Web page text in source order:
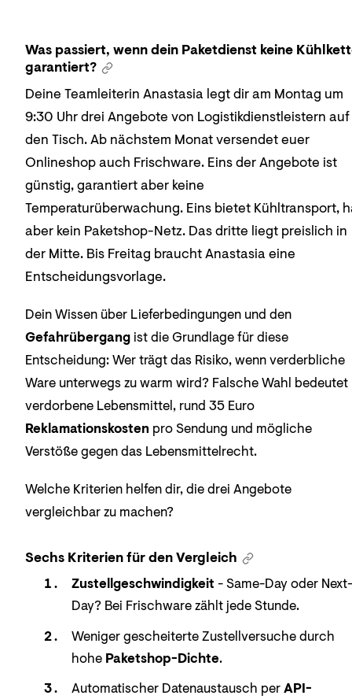
Was passiert, wenn dein Paketdienst keine
garantiert?
Deine Teamleiterin Anastasia legt dir am Montag um
9:30 Uhr drei Angebote von Logistikdienstleistern auf
den Tisch. Ab nächstem Monat versendet euer
Onlineshop auch Frischware. Eins der Angebote ist
günstig, garantiert aber keine
Temperaturüberwachung. Eins bietet Kühltransport,
aber kein Paketshop-Netz. Das dritte liegt preislich in
der Mitte. Bis Freitag braucht Anastasia eine
Entscheidungsvorlage.
Dein Wissen über Lieferbedingungen und den
Gefahrübergang ist die Grundlage für diese
Entscheidung: Wer trägt das Risiko, wenn verderbliche
Ware unterwegs zu warm wird? Falsche Wahl bedeutet
verdorbene Lebensmittel, rund 35 Euro
Reklamationskosten pro Sendung und mögliche
Verstöße gegen das Lebensmittelrecht.
Welche Kriterien helfen dir, die drei Angebote
vergleichbar zu machen?
Sechs Kriterien für den Vergleich
Zustellgeschwindigkeit - Same-Day oder Next-
Day? Bei Frischware zählt jede Stunde.
Weniger gescheiterte Zustellversuche durch
hohe Paketshop-Dichte.
Automatischer Datenaustausch perAPI-